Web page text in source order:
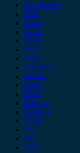
Alfa Romeo
Audi
Austin
Acura
BMW
BYD
Chery
Chevrolet
Citroen
Cupra
Dacia
Daewoo
Daihatsu
Dodge
DS
Fiat
Ford